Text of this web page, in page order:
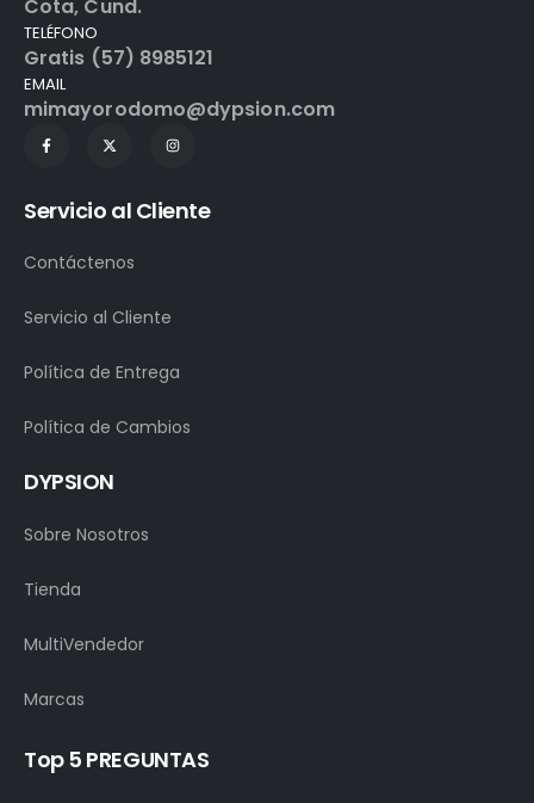
Cota, Cund.
TELÉFONO
Gratis (57) 8985121
EMAIL
mimayorodomo@dypsion.com
Servicio al Cliente
Contáctenos
Servicio al Cliente
Política de Entrega
Política de Cambios
DYPSION
Sobre Nosotros
Tienda
MultiVendedor
Marcas
Top 5 PREGUNTAS